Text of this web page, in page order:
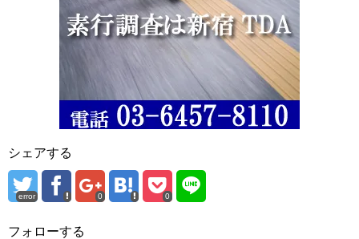
シェアする
error 0 0
フォローする